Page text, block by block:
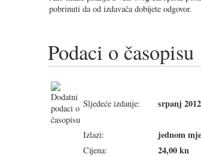
pobrinuti da od izdavača dobijete odgovor.
Podaci o časopisu
Sljedeće izdanje: srpanj
Izlazi: jednom
Cijena: 24,00 kn